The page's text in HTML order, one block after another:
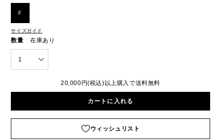
F
サイズガイド
数量 在庫あり
1
20,000円(税込)以上購入で送料無料
カートに入れる
ウィッシュリスト